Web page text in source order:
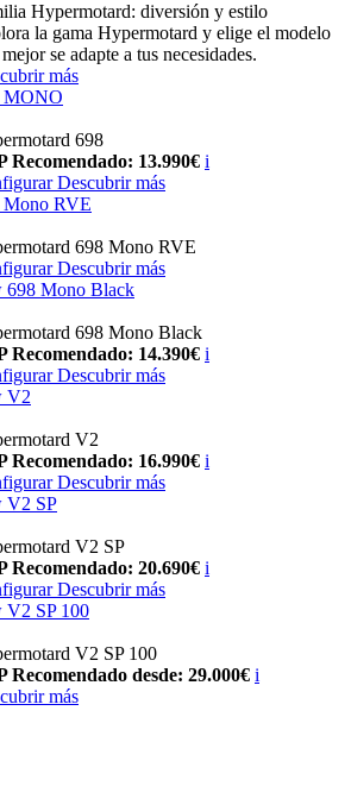
Hypermotard: diversión y estilo
la gama Hypermotard y elige el modelo
se adapte a tus necesidades.
más
MONO
698
Recomendado: 13.990€ i
Descubrir más
Mono RVE
698 Mono RVE
Descubrir más
698 Mono Black
698 Mono Black
Recomendado: 14.390€ i
Descubrir más
V2
V2
Recomendado: 16.990€ i
Descubrir más
V2 SP
V2 SP
Recomendado: 20.690€ i
Descubrir más
V2 SP 100
V2 SP 100
Recomendado desde: 29.000€ i
más